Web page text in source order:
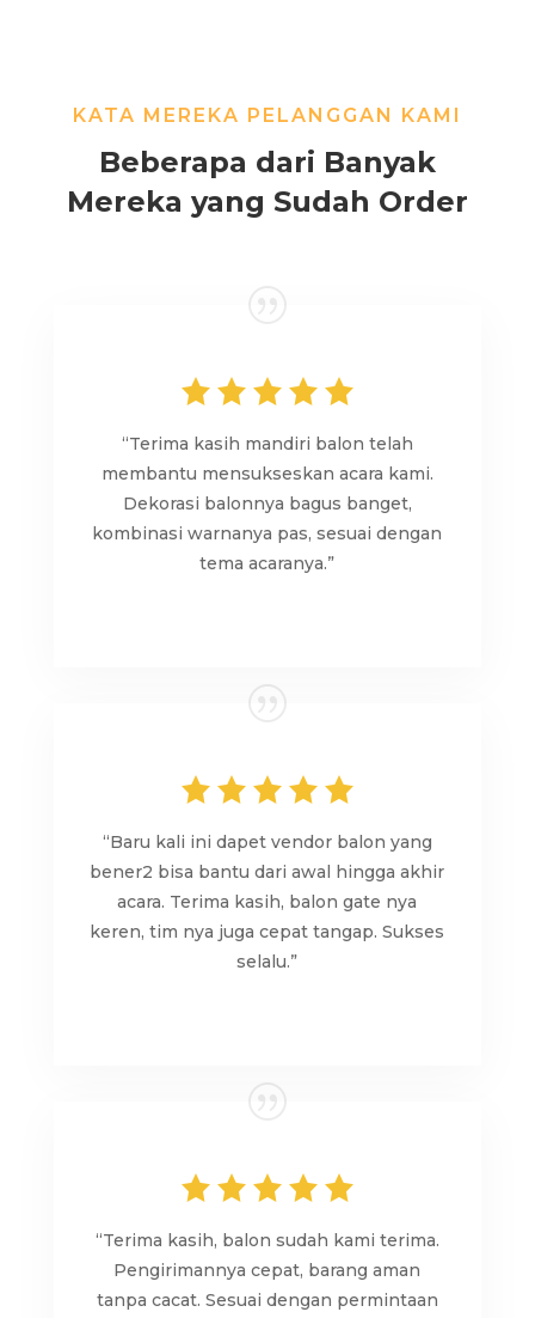
KATA MEREKA PELANGGAN KAMI
Beberapa dari Banyak
Mereka yang Sudah Order
“Terima kasih mandiri balon telah
membantu mensukseskan acara kami.
Dekorasi balonnya bagus banget,
kombinasi warnanya pas, sesuai dengan
tema acaranya.”
“Baru kali ini dapet vendor balon yang
bener2 bisa bantu dari awal hingga akhir
acara. Terima kasih, balon gate nya
keren, tim nya juga cepat tangap. Sukses
selalu.”
“Terima kasih, balon sudah kami terima.
Pengirimannya cepat, barang aman
tanpa cacat. Sesuai dengan permintaan